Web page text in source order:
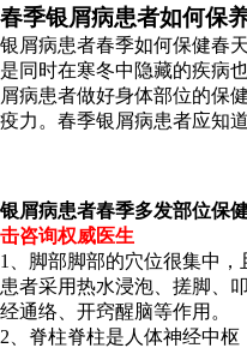
春季银屑病患者如何保
银屑病患者春季如何保健春
是同时在寒冬中隐藏的疾病
屑病患者做好身体部位的保
疫力。春季银屑病患者应知
银屑病患者春季多发部位保
击咨询权威医生
1、脚部脚部的穴位很集中
患者采用热水浸泡、搓脚、
经通络、开窍醒脑等作用。
2、脊柱脊柱是人体神经中